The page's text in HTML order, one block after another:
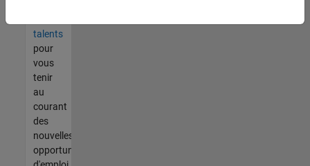
talents
pour
vous
tenir
au
courant
des
nouvelles
opportunités